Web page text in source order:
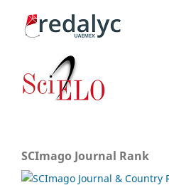
SCImago Journal Rank